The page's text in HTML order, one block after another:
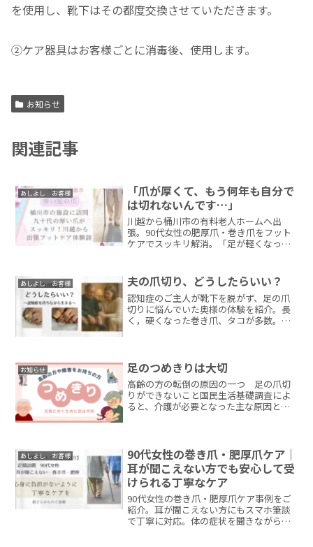
を使用し、靴下はその都度交換させていただきます。
②ケア器具はお客様ごとに消毒後、使用します。
お知らせ
関連記事
あしよし お客様
「爪が厚くて、もう何年も自分で
は切れないんです…」
川越から桶川市の有料老人ホームへ出
張。90代女性の肥厚爪・巻き爪をフット
ケアでスッキリ解消。「足が軽くなっ
へ。
あしよし お客様 夫の爪切り、どうしたらいい？
認知症のご主人が靴下を脱がず、足の爪
切りに悩んでいた奥様の体験を紹介。長
く，硬くなった巻き爪、タコが多数。靴
しく対応しました。
お知らせ 足のつめきりは大切
高齢の方の転倒の原因の一つ 足の爪切
りができないこと国民生活基礎調査によ
ると、介護が必要となった主な原因とし
います。また...
あしよし お客様
90代女性の巻き爪・肥厚爪ケア｜
耳が聞こえない方でも安心して受
けられる丁寧なケア
90代女性の巻き爪・肥厚爪ケア事例をご
紹介。耳が聞こえない方にもスマホ筆談
で丁寧に対応。体の症状を聞きながら、